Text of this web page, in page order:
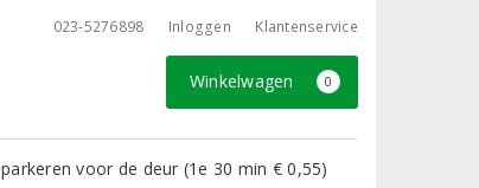
023-5276898 Inloggen Klantenservice
Winkelwagen 0
voor de deur (1e 30 min € 0,55)